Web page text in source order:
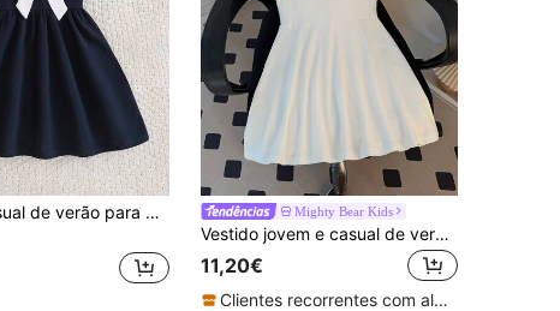
Vestido casual de verão para menina, estilo universitário minimalista, fresco e de férias, branco, com laço, gola redonda, renda global, mangas fluidas, cintura marcada, confortável, versátil, estilo elegante e juvenil, estilo britânico
Mighty Bear Kids
Vestido jovem e casual de verão, sem mangas e com gola, ideal para uso diário, atividades ao ar livre, escola, deslocamentos, férias, ensaios fotográficos, festas e esportes escolares (1 peça).
11,20€
Clientes recorrentes com alta taxa de retorno